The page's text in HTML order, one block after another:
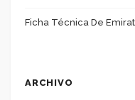
Ficha Técnica De
ARCHIVO